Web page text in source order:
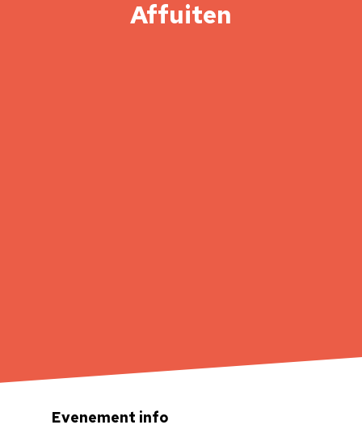
Affuiten
Evenement info